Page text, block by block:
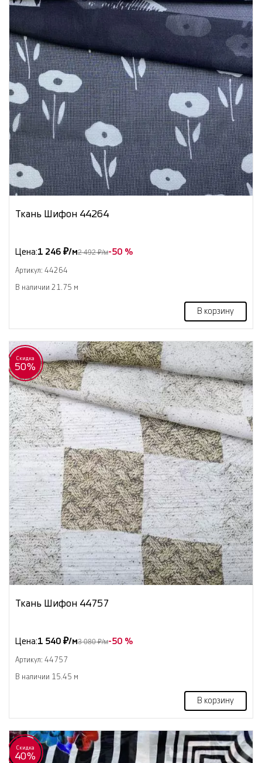
Ткань Шифон 44264
Цена:1 246 ₽/м2 492 ₽/м-50 %
Артикул: 44264
В наличии 21.75 м
В корзину
Скидка
50%
Ткань Шифон 44757
Цена:1 540 ₽/м3 080 ₽/м-50 %
Артикул: 44757
В наличии 15.45 м
В корзину
Скидка
40%